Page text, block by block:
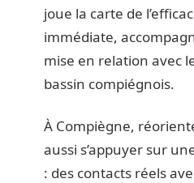
joue la carte de
immédiate,
mise en relation avec
bassin compiégnois.
À Compiègne,
aussi s’appuyer sur
: des contacts réels